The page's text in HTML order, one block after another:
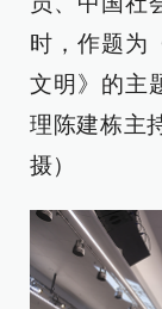
时，作题为
文明》的主
理陈建栋主
摄）